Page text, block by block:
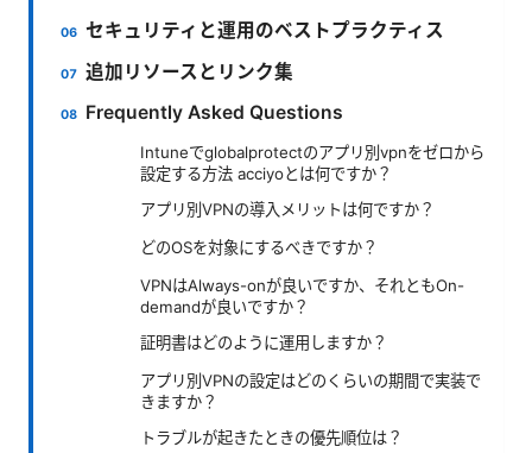
セキュリティと運用のベストプラクティス
追加リソースとリンク集
Frequently Asked Questions
Intuneでglobalprotectのアプリ別vpnをゼロから
設定する方法 acciyoとは何ですか？
アプリ別VPNの導入メリットは何ですか？
どのOSを対象にするべきですか？
VPNはAlways-onが良いですか、それともOn-
demandが良いですか？
証明書はどのように運用しますか？
アプリ別VPNの設定はどのくらいの期間で実装で
きますか？
トラブルが起きたときの優先順位は？